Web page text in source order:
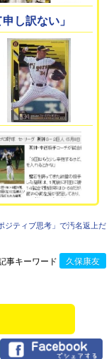
し訳ない」
ジティブ思考」で汚名返上だ
事キーワード 久保康友